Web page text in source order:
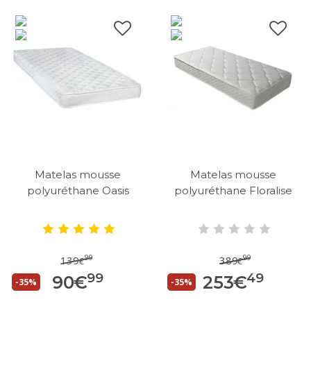
Matelas mousse
polyuréthane Oasis
-35%
139€99
90€99
Matelas mousse
polyuréthane Floralise
-35%
389€99
253€49